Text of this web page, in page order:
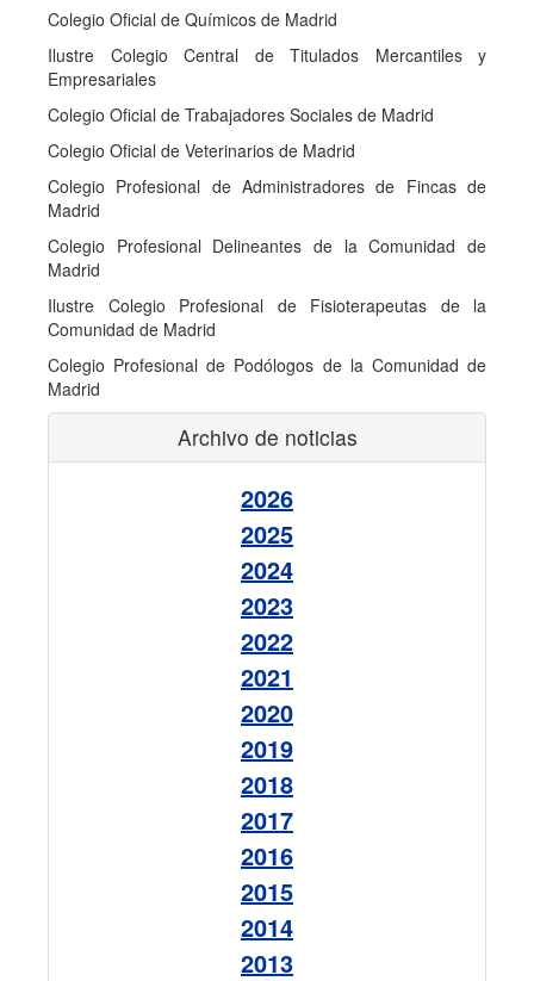
Colegio Oficial de Químicos de Madrid
Ilustre Colegio Central de Titulados Mercantiles y
Empresariales
Colegio Oficial de Trabajadores Sociales de Madrid
Colegio Oficial de Veterinarios de Madrid
Colegio Profesional de Administradores de Fincas de
Madrid
Colegio Profesional Delineantes de la Comunidad de
Madrid
Ilustre Colegio Profesional de Fisioterapeutas de la
Comunidad de Madrid
Colegio Profesional de Podólogos de la Comunidad de
Madrid
Archivo de noticias
2026
2025
2024
2023
2022
2021
2020
2019
2018
2017
2016
2015
2014
2013